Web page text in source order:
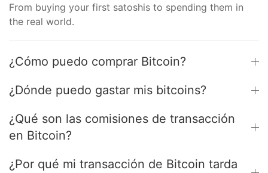
From buying your first satoshis to spending them in
the real world.
¿Cómo puedo comprar Bitcoin?
¿Dónde puedo gastar mis bitcoins?
¿Qué son las comisiones de transacción
en Bitcoin?
¿Por qué mi transacción de Bitcoin tarda